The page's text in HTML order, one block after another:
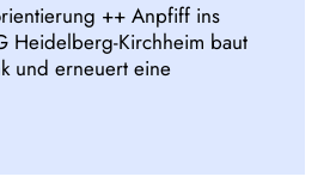
++ Anpfiff ins
Heidelberg-Kirchheim baut
und erneuert eine